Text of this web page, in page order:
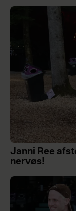
Janni Ree
nervøs!